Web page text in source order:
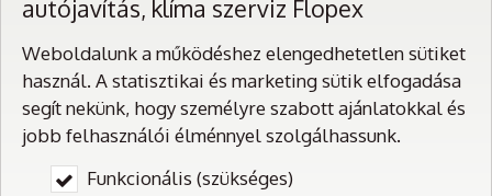
-Dióhéjas szelep tisztítás (diószórás)
-Klíma szerviz
1174. Budapest, Rákóczi Ferenc u. 83.
Telefonszám:+36 30 941 2995
autójavítás, klíma szerviz Flopex
Weboldalunk a működéshez elengedhetetlen sütiket
használ. A statisztikai és marketing sütik elfogadása
segít nekünk, hogy személyre szabott ajánlatokkal és
jobb felhasználói élménnyel szolgálhassunk.
Funkcionális (szükséges)